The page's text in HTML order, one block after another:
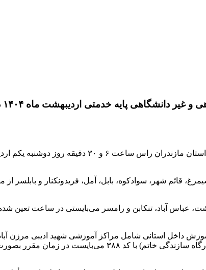
قائم شهر، سوادکوه، بابل، آمل، فریدونکنار و بابلسر
عباس آباد، تنکابن و رامسر می‌بایستی در ساعت تعین
داخل استانی شامل مراکز آموزشی شهید ادیبی مرزن
المهدی (عج) سپاه بابل با کد ۵۳۶، طلبه‌های طرح هجرت با کد ۷۱۹ و ۷۲۰ و شهید آیت اله